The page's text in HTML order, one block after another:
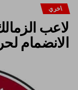
اخري
لاعب
الانضمام